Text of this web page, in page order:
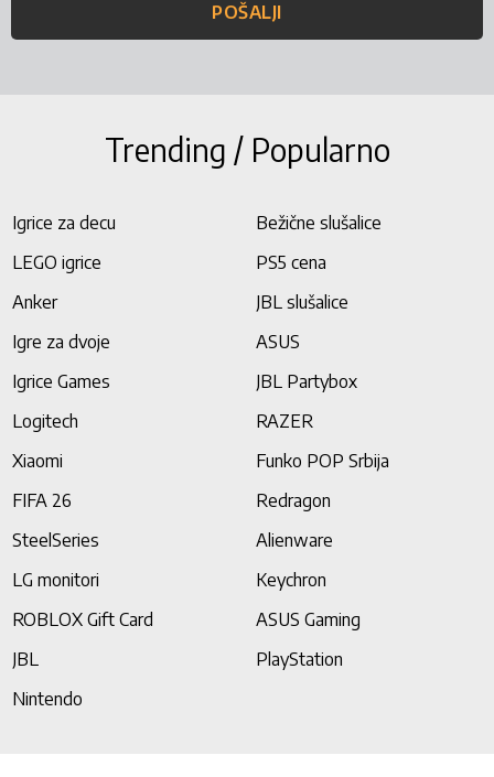
POŠALJI
Trending / Popularno
Igrice za decu
Bežične slušalice
LEGO igrice
PS5 cena
Anker
JBL slušalice
Igre za dvoje
ASUS
Igrice Games
JBL Partybox
Logitech
RAZER
Xiaomi
Funko POP Srbija
FIFA 26
Redragon
SteelSeries
Alienware
LG monitori
Keychron
ROBLOX Gift Card
ASUS Gaming
JBL
PlayStation
Nintendo